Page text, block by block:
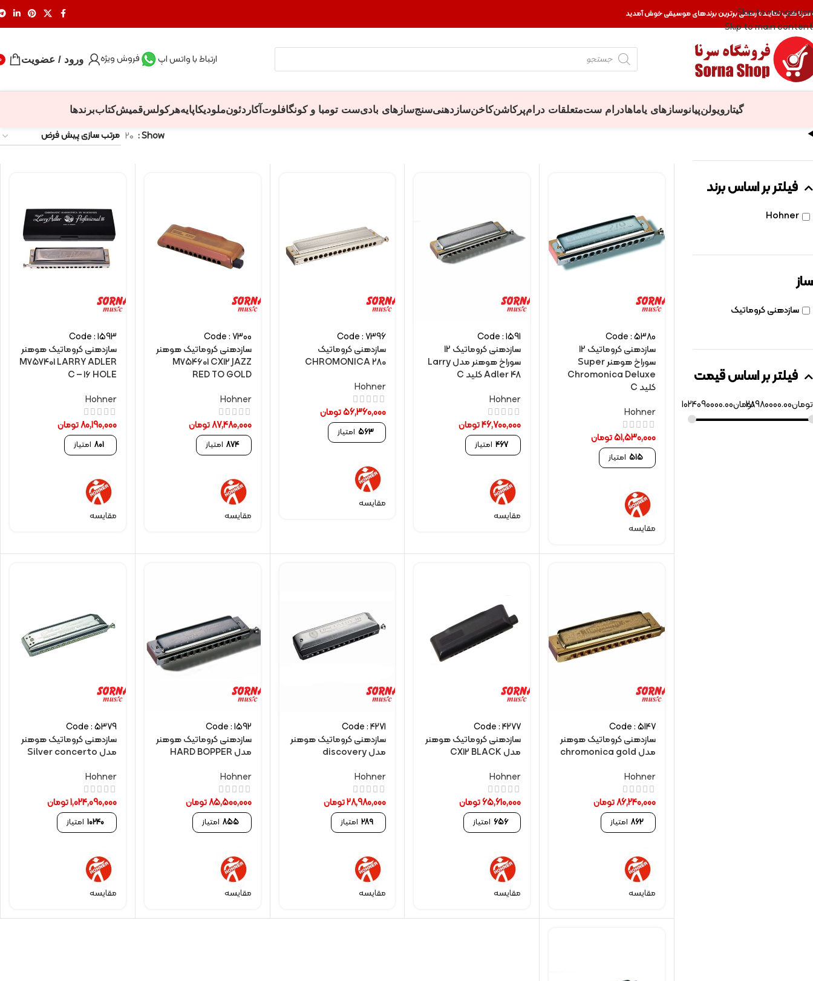
Skip to navigation
Skip to main content
سرنا شاپ نماینده رسمی برترین برندهای موسیقی خوش آمدید
ارتباط با واتس اپ فروش ویژه ورود / عضویت
گیتار ویولنپیانوسازهای یاماهادرام ستمتعلقات درامپرکاشنکاخنسازدهنیسنجسازهای بادیست تومبا و کونگافلوت آکاردئونملودیکاپایههرکولسقمیشکتاببرندها
فیلتر بر اساس برند
Hohner
ساز
سازدهنی کروماتیک
فیلتر بر اساس قیمت
تومان28980000.00تومان1024090000.00
Show ۲۰
Code : 5380
سازدهنی کروماتیک 12
سوراخ هوهنر Super
Chromonica Deluxe
کلید C
Hohner
51,530,000تومان
515 امتیاز
مقایسه
Code : 1591
سازدهنی کروماتیک 12
سوراخ هوهنر مدل Larry
Adler 48 کلید C
Hohner
46,700,000تومان
467 امتیاز
مقایسه
Code : 7396
سازدهنی کروماتیک
CHROMONICA 280
Hohner
56,360,000تومان
563 امتیاز
مقایسه
Code : 7300
سازدهنی کروماتیک هوهنر
M754601 CX12 JAZZ
RED TO GOLD
Hohner
87,480,000تومان
874 امتیاز
مقایسه
Code : 1593
سازدهنی کروماتیک هوهنر
M757401 LARRY ADLER
C – 16 HOLE
Hohner
80,190,000تومان
801 امتیاز
مقایسه
Code : 5147
سازدهنی کروماتیک هوهنر
مدل chromonica gold
Hohner
86,240,000تومان
862 امتیاز
مقایسه
Code : 4277
سازدهنی کروماتیک هوهنر
مدل CX12 BLACK
Hohner
65,610,000تومان
656 امتیاز
مقایسه
Code : 4271
سازدهنی کروماتیک هوهنر
مدل discovery
Hohner
28,980,000تومان
289 امتیاز
مقایسه
Code : 1592
سازدهنی کروماتیک هوهنر
مدل HARD BOPPER
Hohner
85,500,000تومان
855 امتیاز
مقایسه
Code : 5379
سازدهنی کروماتیک هوهنر
مدل Silver concerto
Hohner
1,024,090,000تومان
10240 امتیاز
مقایسه